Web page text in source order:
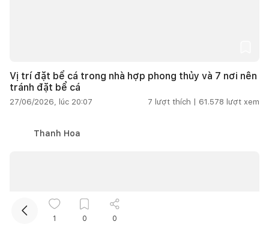
Vị trí đặt bể cá trong nhà hợp phong thủy và 7 nơi nên
tránh đặt bể cá
27/06/2026, lúc 20:07 7 lượt thích | 61.578 lượt xem
Thanh Hoa
1 0 0
Kết nối thiết kế, thi công